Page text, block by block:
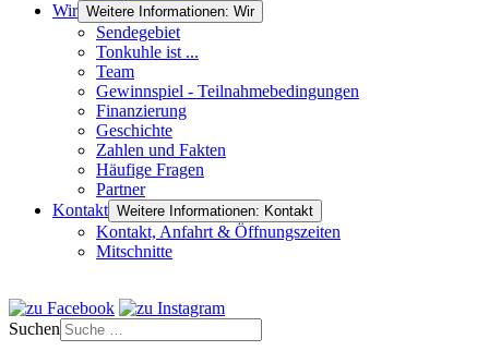
Wir Weitere Informationen: Wir
Sendegebiet
Tonkuhle ist ...
Team
Gewinnspiel - Teilnahmebedingungen
Finanzierung
Geschichte
Zahlen und Fakten
Häufige Fragen
Partner
Kontakt Weitere Informationen: Kontakt
Kontakt, Anfahrt & Öffnungszeiten
Mitschnitte
Suchen